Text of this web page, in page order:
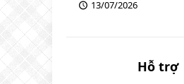
13/07/2026
Hỗ trợ